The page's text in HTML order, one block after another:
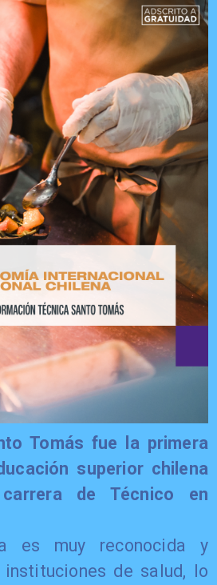
Tomás fue la primera
superior chilena
de Técnico en
es muy reconocida y
de salud, lo